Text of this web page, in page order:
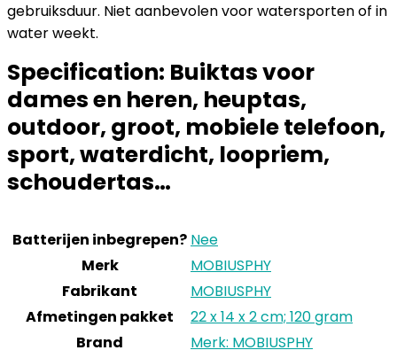
gebruiksduur. Niet aanbevolen voor watersporten of in
water weekt.
Specification: Buiktas voor
dames en heren, heuptas,
outdoor, groot, mobiele telefoon,
sport, waterdicht, loopriem,
schoudertas…
Batterijen inbegrepen? Nee
Merk
MOBIUSPHY
Fabrikant
MOBIUSPHY
Afmetingen pakket
22 x 14 x 2 cm; 120 gram
Brand
Merk: MOBIUSPHY